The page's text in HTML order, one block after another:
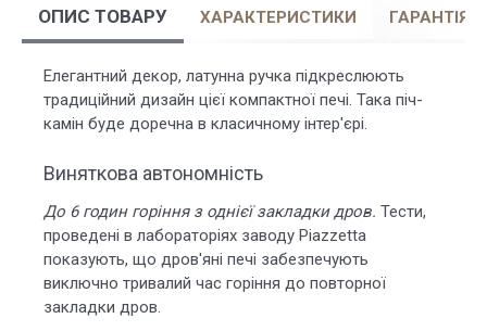
ОПИС ТОВАРУ ХАРАКТЕРИСТИКИ ГАРАНТІЯ
Елегантний декор, латунна ручка підкреслюють
традиційний дизайн цієї компактної печі. Така піч-
камін буде доречна в класичному інтер'єрі.
Виняткова автономність
До 6 годин горіння з однієї закладки дров. Тести,
проведені в лабораторіях заводу Piazzetta
показують, що дров'яні печі забезпечують
виключно тривалий час горіння до повторної
закладки дров.